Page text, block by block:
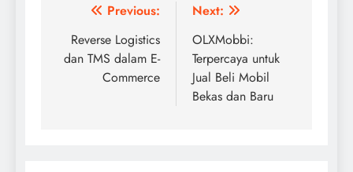
Navigasi
pos
Previous:
Reverse Logistics
dan TMS dalam E-
Commerce
Next:
OLXMobbi:
Terpercaya untuk
Jual Beli Mobil
Bekas dan Baru